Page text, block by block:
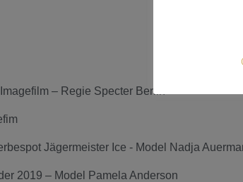
– Regie Specter Berlin
Jägermeister Ice - Model Nadja
2019 – Model Pamela Anderson